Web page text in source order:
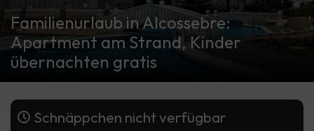
Familienurlaub in Alcossebre:
Apartment am Strand, Kinder
übernachten gratis
Schnäppchen nicht verfügbar